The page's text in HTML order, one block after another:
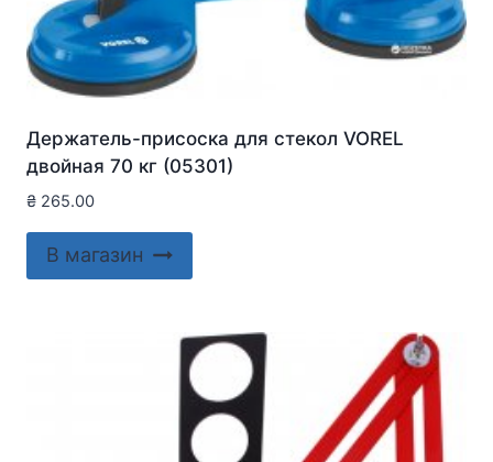
Держатель-присоска для стекол VOREL
двойная 70 кг (05301)
₴ 265.00
В магазин